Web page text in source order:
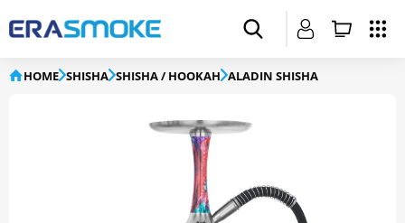
HOME SHISHA SHISHA / HOOKAH ALADIN SHISHA